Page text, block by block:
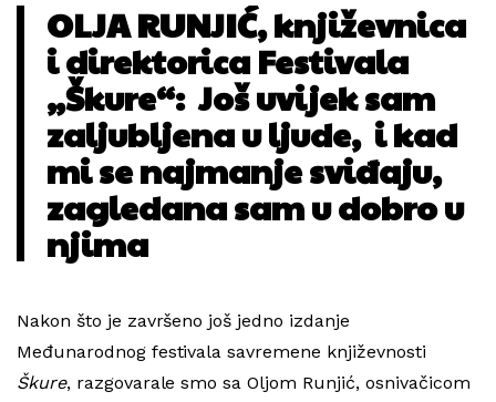
OLJA RUNJIĆ, književnica
i direktorica Festivala
„Škure“:Još uvijek sam
zaljubljena u ljude, i kad
mi se najmanje sviđaju,
zagledana sam u dobro u
njima
Nakon što je završeno još jedno izdanje
Međunarodnog festivala savremene književnosti
Škure, razgovarale smo sa Oljom Runjić, osnivačicom